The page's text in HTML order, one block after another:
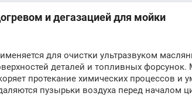
и дегазацией для мойки
для очистки ультразвуком
деталей и топливных форсунок.
протекание химических процессов и
пузырьки воздуха перед началом